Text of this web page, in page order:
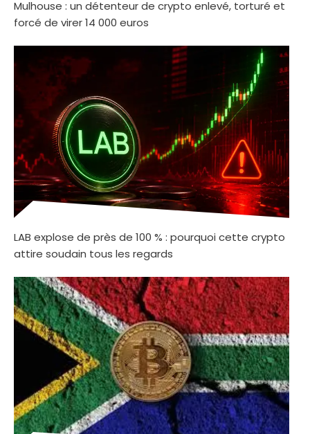
Mulhouse : un détenteur de crypto enlevé, torturé et
forcé de virer 14 000 euros
LAB explose de près de 100 % : pourquoi cette crypto
attire soudain tous les regards